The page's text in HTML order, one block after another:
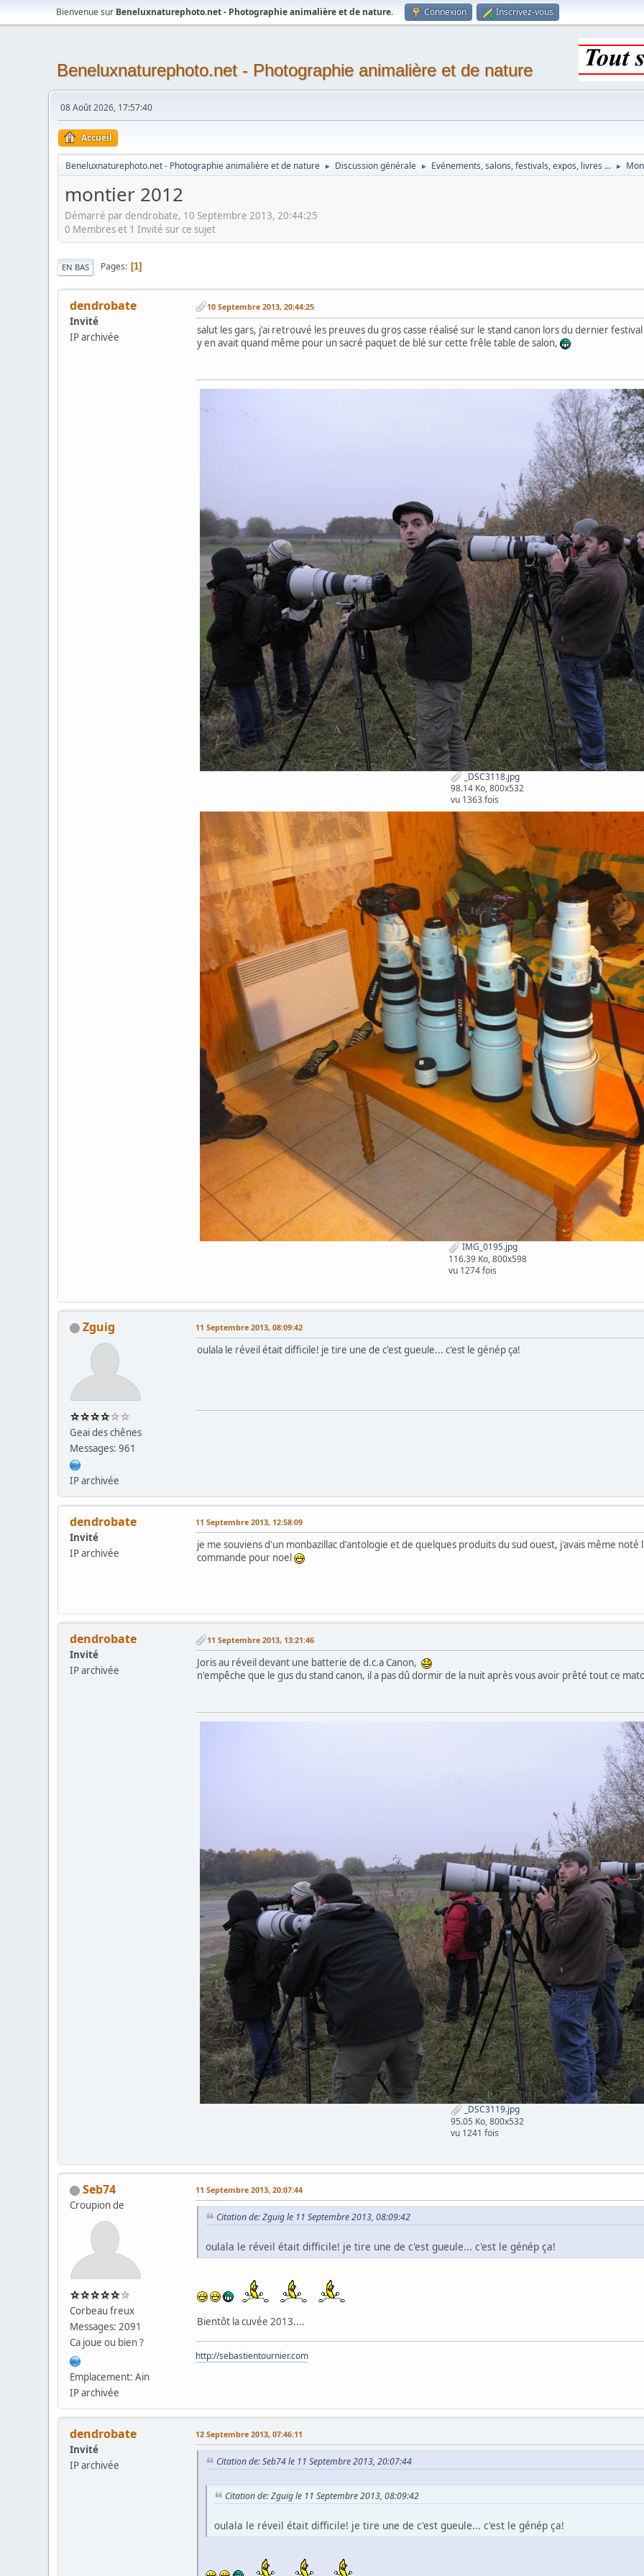
Bienvenue sur Beneluxnaturephoto.net - Photographie animalière et de nature. Connexion Inscrivez-vous
Beneluxnaturephoto.net - Photographie animalière et de nature
08 Août 2026, 17:57:40
Accueil
Beneluxnaturephoto.net - Photographie animalière et de nature ► Discussion générale ► Evénements, salons, festivals, expos, livres ... ►
montier 2012
Démarré par dendrobate, 10 Septembre 2013, 20:44:25
0 Membres et 1 Invité sur ce sujet
EN BAS Pages 1
dendrobate
Invité
IP archivée
10 Septembre 2013, 20:44:25
salut les gars, j'ai retrouvé les preuves du gros casse réalisé sur le stand canon lors du dernier
y en avait quand même pour un sacré paquet de blé sur cette frêle table de salon,
_DSC3118.jpg
98.14 Ko, 800x532
vu 1363 fois
IMG_0195.jpg
116.39 Ko, 800x598
vu 1274 fois
Zguig
Geai des chênes
Messages: 961
IP archivée
11 Septembre 2013, 08:09:42
oulala le réveil était difficile! je tire une de c'est gueule... c'est le génép ça!
dendrobate
Invité
IP archivée
11 Septembre 2013, 12:58:09
je me souviens d'un monbazillac d'antologie et de quelques produits du sud ouest, j'avais même
commande pour noel
dendrobate
Invité
IP archivée
11 Septembre 2013, 13:21:46
Joris au réveil devant une batterie de d.c.a Canon,
n'empêche que le gus du stand canon, il a pas dû dormir de la nuit après vous avoir prêté tout ce
_DSC3119.jpg
95.05 Ko, 800x532
vu 1241 fois
Seb74
Croupion de
Corbeau freux
Messages: 2091
Ca joue ou bien ?
Emplacement: Ain
IP archivée
11 Septembre 2013, 20:07:44
Citation de: Zguig le 11 Septembre 2013, 08:09:42
oulala le réveil était difficile! je tire une de c'est gueule... c'est le génép ça!
Bientôt la cuvée 2013....
http://sebastientournier.com
dendrobate
Invité
IP archivée
12 Septembre 2013, 07:46:11
Citation de: Seb74 le 11 Septembre 2013, 20:07:44
Citation de: Zguig le 11 Septembre 2013, 08:09:42
oulala le réveil était difficile! je tire une de c'est gueule... c'est le génép ça!